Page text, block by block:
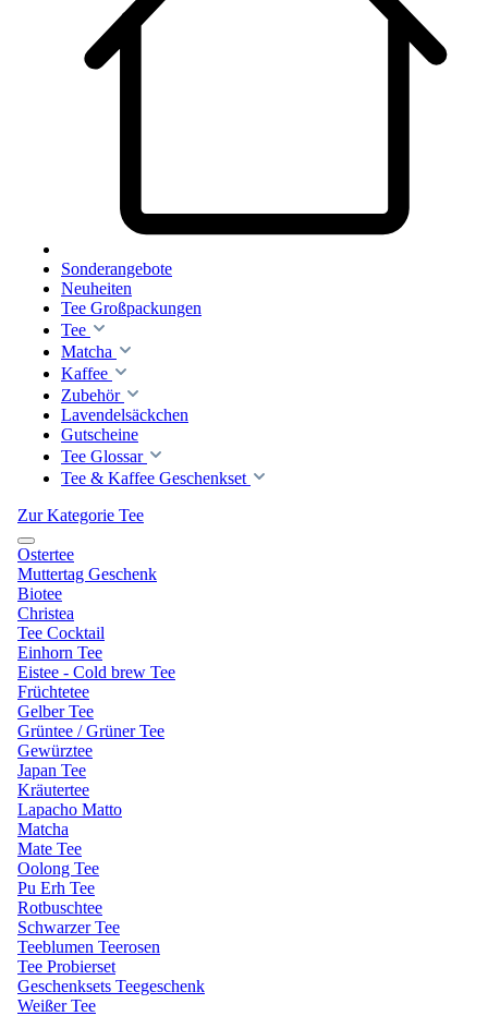
Sonderangebote
Neuheiten
Tee Großpackungen
Tee
Matcha
Kaffee
Zubehör
Lavendelsäckchen
Gutscheine
Tee Glossar
Tee & Kaffee Geschenkset
Zur Kategorie Tee
Ostertee
Muttertag Geschenk
Biotee
Christea
Tee Cocktail
Einhorn Tee
Eistee - Cold brew Tee
Früchtetee
Gelber Tee
Grüntee / Grüner Tee
Gewürztee
Japan Tee
Kräutertee
Lapacho Matto
Matcha
Mate Tee
Oolong Tee
Pu Erh Tee
Rotbuschtee
Schwarzer Tee
Teeblumen Teerosen
Tee Probierset
Geschenksets Teegeschenk
Weißer Tee